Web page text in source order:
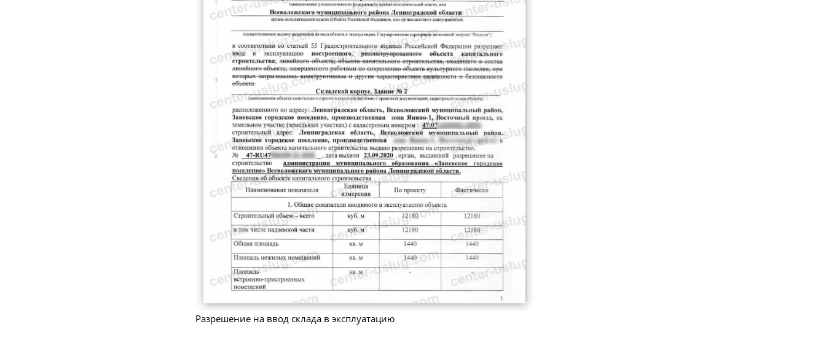
Разрешение на ввод склада в эксплуатацию